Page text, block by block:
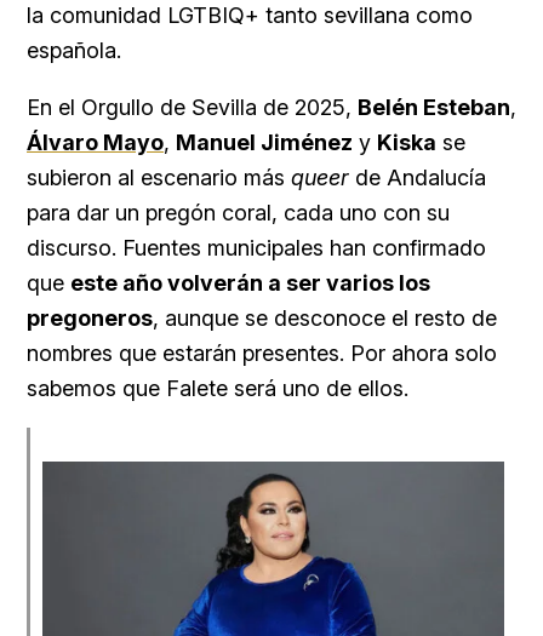
la comunidad LGTBIQ+ tanto sevillana como
española.
En el Orgullo de Sevilla de 2025, Belén Esteban,
Álvaro Mayo, Manuel Jiménez y Kiska se
subieron al escenario más queer de Andalucía
para dar un pregón coral, cada uno con su
discurso. Fuentes municipales han confirmado
que este año volverán a ser varios los
pregoneros, aunque se desconoce el resto de
nombres que estarán presentes. Por ahora solo
sabemos que Falete será uno de ellos.